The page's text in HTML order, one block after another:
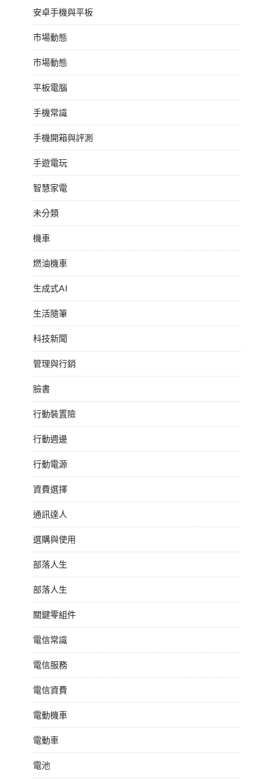
安卓手機與平板
市場動態
市場動態
平板電腦
手機常識
手機開箱與評測
手遊電玩
智慧家電
未分類
機車
燃油機車
生成式AI
生活隨筆
科技新聞
管理與行銷
臉書
行動裝置險
行動週邊
行動電源
資費選擇
通訊達人
選購與使用
部落人生
部落人生
關鍵零組件
電信常識
電信服務
電信資費
電動機車
電動車
電池